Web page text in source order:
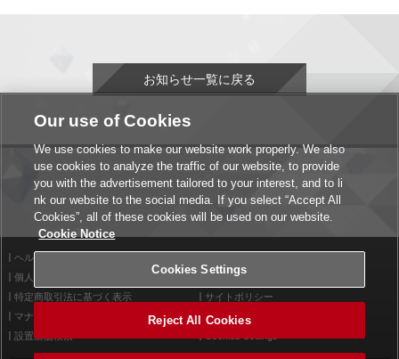
お知らせ一覧に戻る
ヘルプ
個人情報等保護方針
外部送信について
特定商取引法に基づく表示
サイトポリシー
マナー＆ルール
お問い合わせ
設置店舗検索
Our use of Cookies
We use cookies to make our website work properly. We also
use cookies to analyze the traffic of our website, to provide
you with the advertisement tailored to your interest, and to li
nk our website to the social media. If you select “Accept All
Cookies”, all of these cookies will be used on our website.
Cookie Notice
Cookies Settings
Reject All Cookies